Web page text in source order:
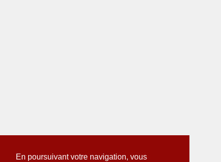
En poursuivant votre navigation, vous